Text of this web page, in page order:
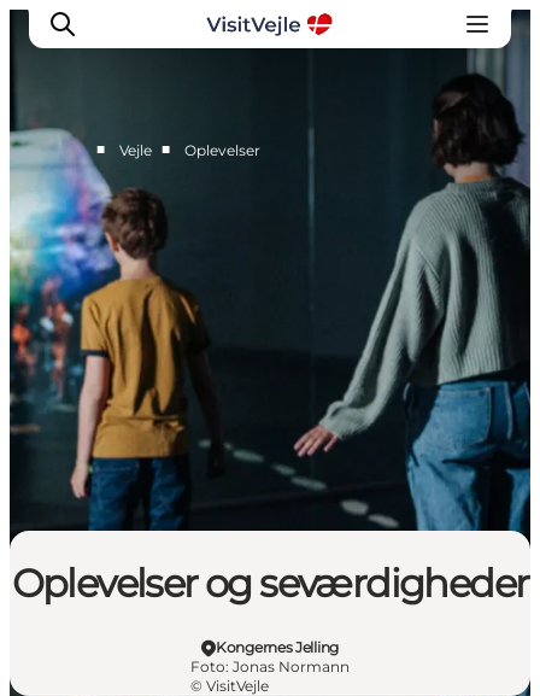
Oplevelser
Det sker
Planlæg dit besøg
Inspiration
■ Vejle ■ Oplevelser
Oplevelser og seværdigheder
Kongernes Jelling
Foto: Jonas Normann
© VisitVejle